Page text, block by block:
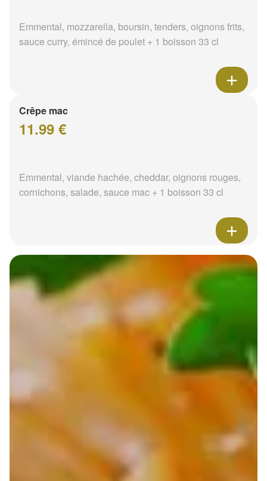
Emmental, mozzarella, boursin, tenders, oignons frits,
sauce curry, émincé de poulet + 1 boisson 33 cl
Crêpe mac
11.99 €
Emmental, viande hachée, cheddar, oignons rouges,
cornichons, salade, sauce mac + 1 boisson 33 cl